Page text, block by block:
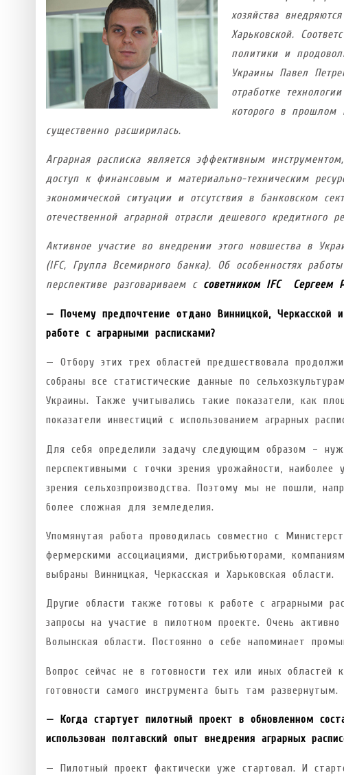
хозяйства
Харьковской.
политики и
Украины Павел
отработке
которого в прошлом
существенно расширилась.
Аграрная расписка является эффективным
доступ к финансовым и материально-техническим
экономической ситуации и отсутствия в банковском
отечественной аграрной отрасли дешевого кредитного
Активное участие во внедрении этого новшества в
(IFC, Группа Всемирного банка). Об особенностях
перспективе разговариваем ссоветником IFC Сергеем
— Почему предпочтение отдано Винницкой,
работе с аграрными расписками?
— Отбору этих трех областей предшествовала
собраны все статистические данные по
Украины. Также учитывались такие показатели, как
показатели инвестиций с использованием аграрных
Для себя определили задачу следующим образом –
перспективными с точки зрения урожайности,
зрения сельхозпроизводства. Поэтому мы не пошли,
более сложная для земледелия.
Упомянутая работа проводилась совместно с
фермерскими ассоциациями, дистрибьюторами,
выбраны Винницкая, Черкасская и Харьковская области.
Другие области также готовы к работе с аграрными
запросы на участие в пилотном проекте. Очень
Волынская области. Постоянно о себе напоминает
Вопрос сейчас не в готовности тех или иных
готовности самого инструмента быть там развернутым.
— Когда стартует пилотный проект в обновленном
использован полтавский опыт внедрения аграрных
— Пилотный проект фактически уже стартовал. И